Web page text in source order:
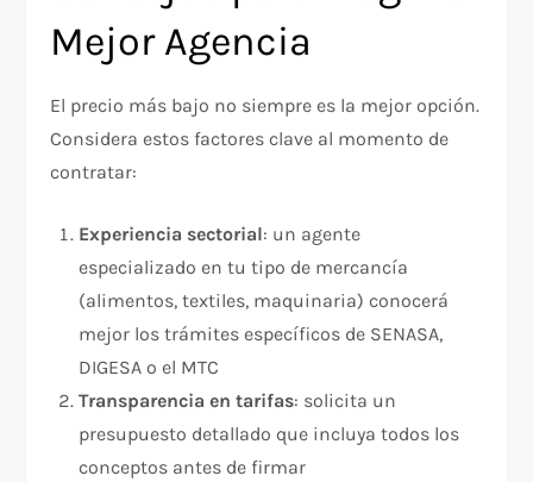
Mejor Agencia
El precio más bajo no siempre es la mejor opción.
Considera estos factores clave al momento de
contratar:
Experiencia sectorial: un agente
especializado en tu tipo de mercancía
(alimentos, textiles, maquinaria) conocerá
mejor los trámites específicos de SENASA,
DIGESA o el MTC
Transparencia en tarifas: solicita un
presupuesto detallado que incluya todos los
conceptos antes de firmar